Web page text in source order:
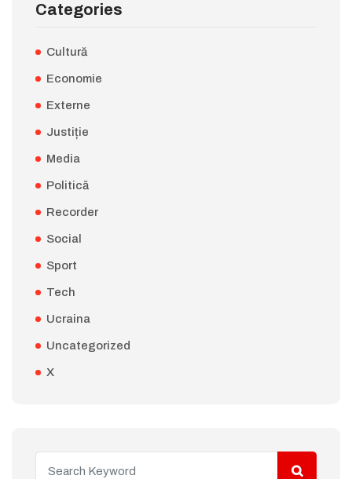
Categories
Cultură
Economie
Externe
Justiție
Media
Politică
Recorder
Social
Sport
Tech
Ucraina
Uncategorized
X